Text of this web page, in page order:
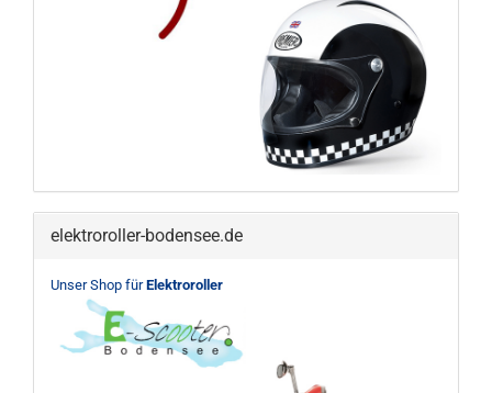
elektroroller-bodensee.de
Unser Shop fürElektroroller